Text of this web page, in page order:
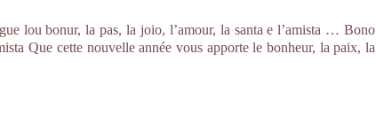
lou bonur, la pas, la joio, l’amour, la santa e l’amista … Bono
Que cette nouvelle année vous apporte le bonheur, la paix, la